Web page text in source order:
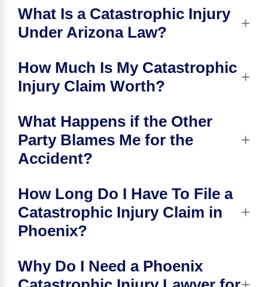
What Is a Catastrophic Injury
Under Arizona Law?
How Much Is My Catastrophic
Injury Claim Worth?
What Happens if the Other
Party Blames Me for the
Accident?
How Long Do I Have To File a
Catastrophic Injury Claim in
Phoenix?
Why Do I Need a Phoenix